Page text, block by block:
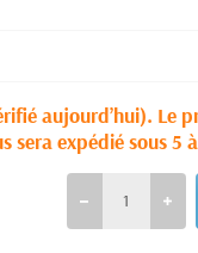
aujourd’hui). Le
sera expédié sous 5